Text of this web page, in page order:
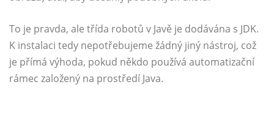
To je pravda, ale třída robotů v Javě je dodávána s JDK.
K instalaci tedy nepotřebujeme žádný jiný nástroj, což
je přímá výhoda, pokud někdo používá automatizační
rámec založený na prostředí Java.